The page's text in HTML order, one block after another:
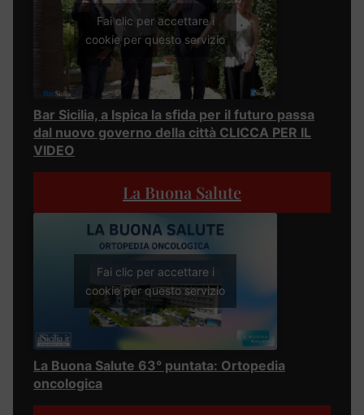
Fai clic per accettare i
cookie per questo servizio
Bar Sicilia, a Ispica la sfida per il futuro passa
dal nuovo governo della città CLICCA PER IL
VIDEO
La Buona Salute
Fai clic per accettare i
cookie per questo servizio
La Buona Salute 63° puntata: Ortopedia
oncologica